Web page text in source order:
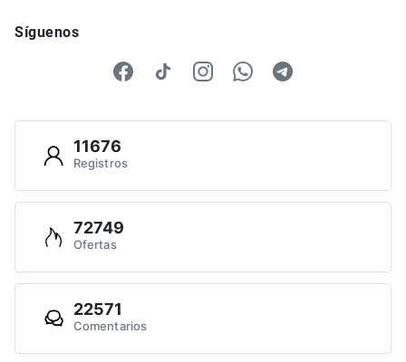
Síguenos
11676
Registros
72749
Ofertas
22571
Comentarios